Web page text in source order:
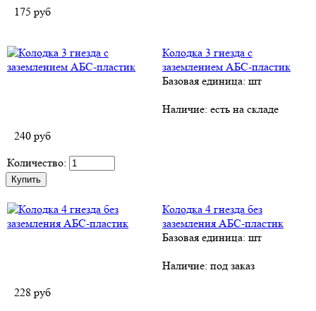
175 руб
Колодка 3 гнезда с
заземлением AБС-пластик
Базовая единица: шт
Наличие: есть на складе
240 руб
Количество:
Колодка 4 гнезда без
заземления AБС-пластик
Базовая единица: шт
Наличие: под заказ
228 руб